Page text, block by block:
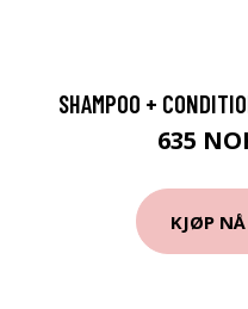
SHAMPOO +
635
KJØP NÅ